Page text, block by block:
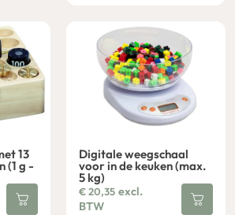
13
(1 g -
Digitale weegschaal
voor in de keuken (max.
5 kg)
€20,35 excl.
BTW